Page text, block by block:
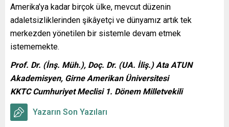
Amerika’ya kadar birçok ülke, mevcut düzenin
adaletsizliklerinden şikâyetçi ve dünyamız artık tek
merkezden yönetilen bir sistemle devam etmek
istememekte.
Prof. Dr. (İnş. Müh.), Doç. Dr. (UA. İliş.) Ata ATUN
Akademisyen, Girne Amerikan Üniversitesi
KKTC Cumhuriyet Meclisi 1. Dönem Milletvekili
Yazarın Son Yazıları